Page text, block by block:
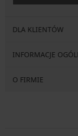
DLA KLIENTÓW
INFORMACJE
O FIRMIE